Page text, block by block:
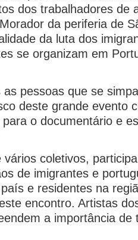
dos trabalhadores de
da periferia de
da luta dos
se organizam em
as pessoas que se
deste grande evento
o documentário e
coletivos,
de imigrantes e
e residentes na
encontro. Artistas
a importância de